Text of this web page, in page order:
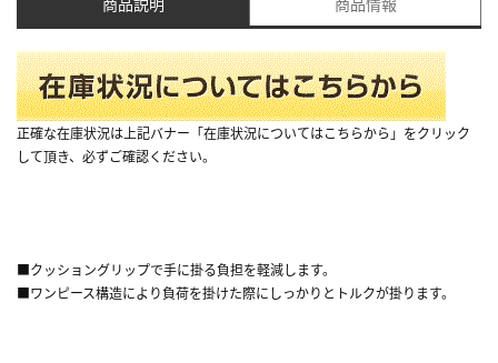
正確な在庫状況は上記バナー「在庫状況についてはこちらから」をクリック
して頂き、必ずご確認ください。
■クッショングリップで手に掛る負担を軽減します。
■ワンピース構造により負荷を掛けた際にしっかりとトルクが掛ります。